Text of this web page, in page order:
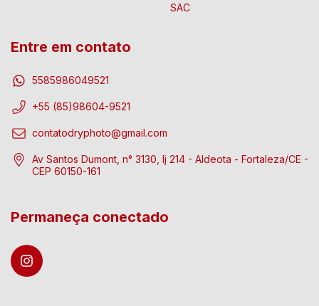
SAC
Entre em contato
5585986049521
+55 (85)98604-9521
contatodryphoto@gmail.com
Av Santos Dumont, n° 3130, lj 214 - Aldeota - Fortaleza/CE -
CEP 60150-161
Permaneça conectado